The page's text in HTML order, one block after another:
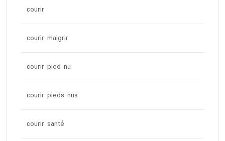
courir
courir maigrir
courir pied nu
courir pieds nus
courir santé